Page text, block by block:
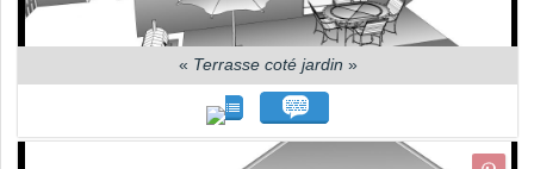
« Terrasse coté jardin »